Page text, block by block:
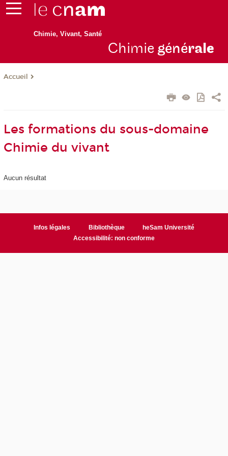
Chimie, Vivant, Santé
Chimie générale
Accueil
Les formations du sous-domaine
Chimie du vivant
Aucun résultat
Infos légales Bibliothèque
heSam Université
Accessibilité: non conforme